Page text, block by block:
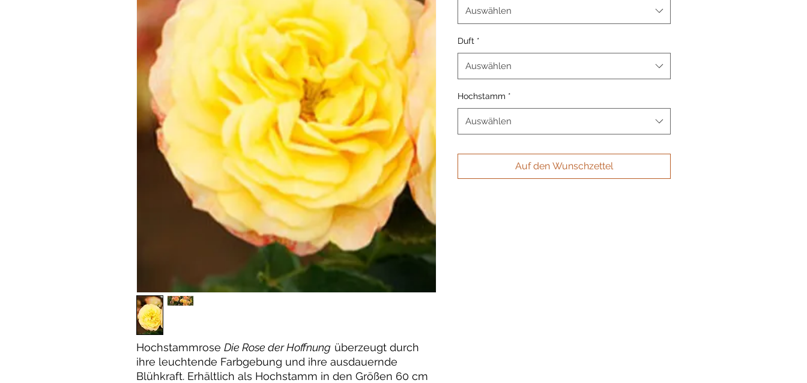
Hochstammrose Die Rose der Hoffnung überzeugt durch
ihre leuchtende Farbgebung und ihre ausdauernde
Blühkraft. Erhältlich als Hochstamm in den Größen 60 cm
Auswählen
Duft *
Auswählen
Hochstamm *
Auswählen
Auf den Wunschzettel